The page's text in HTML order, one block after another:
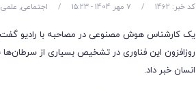
کد خبر: 1462 / 7 مهر 1404 - ۱۵:۲۳ / اجتماعی,
یک کارشناس هوش مصنوعی در مصاحبه با رادیو
روزافزون این فناوری در تشخیص بسیاری از سرطان‌ها با
انسان خبر داد.